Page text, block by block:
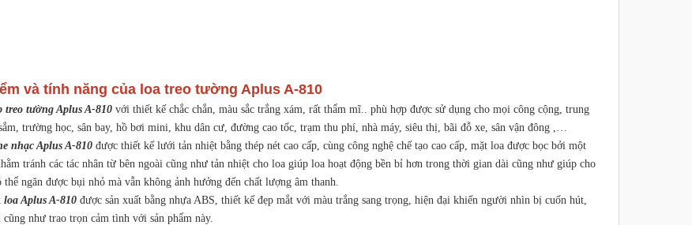
và tính năng của loa treo tường Aplus A-810
treo tường Aplus A-810 với thiết kế chắc chắn, màu sắc trắng xám, rất thẩm mĩ.. phù hợp được sử dụng cho mọi công cộng, trung
trường học, sân bay, hồ bơi mini, khu dân cư, đường cao tốc, trạm thu phí, nhà máy, siêu thị, bãi đỗ xe, sân vận đông ,…
nhạc Aplus A-810 được thiết kế lưới tản nhiệt bằng thép nét cao cấp, cùng công nghệ chế tạo cao cấp, mặt loa được bọc bởi một
tránh các tác nhân từ bên ngoài cũng như tản nhiệt cho loa giúp loa hoạt động bền bỉ hơn trong thời gian dài cũng như giúp cho
ngăn được bụi nhỏ mà vẫn không ảnh hưởng đến chất lượng âm thanh.
loa Aplus A-810 được sản xuất bằng nhựa ABS, thiết kế đẹp mắt với màu trắng sang trọng, hiện đại khiến người nhìn bị cuốn hút,
cũng như trao trọn cảm tình với sản phẩm này.